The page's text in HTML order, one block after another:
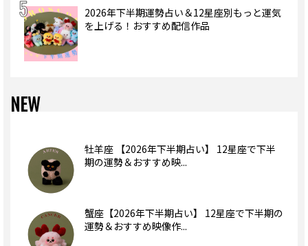
2026年下半期運勢占い＆12星座別もっと運気
を上げる！おすすめ配信作品
NEW
牡羊座 【2026年下半期占い】 12星座で下半
期の運勢＆おすすめ映...
蟹座【2026年下半期占い】 12星座で下半期の
運勢＆おすすめ映像作...